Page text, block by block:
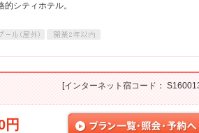
シティホテル。
[インターネット宿コード：
円